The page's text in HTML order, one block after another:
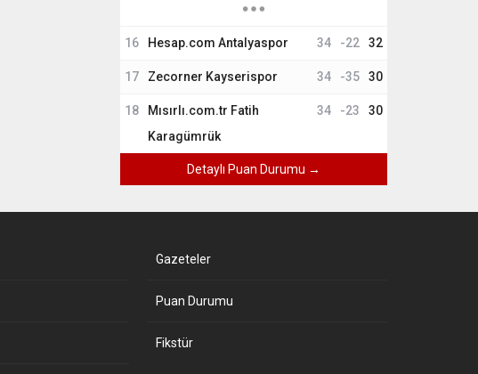
16 Hesap.com Antalyaspor 34 -22 32
17 Zecorner Kayserispor 34 -35 30
18
Mısırlı.com.tr Fatih
Karagümrük
34 -23 30
Detaylı Puan Durumu →
Gazeteler
Puan Durumu
Fikstür